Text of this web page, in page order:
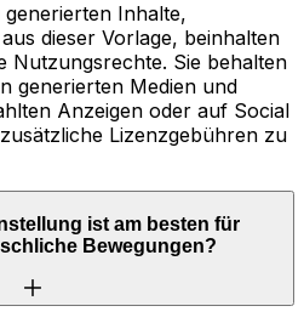
Inhalte,
dieser Vorlage, beinhalten
Nutzungsrechte. Sie behalten
generierten Medien und
Anzeigen oder auf Social
Lizenzgebühren zu
ist am besten für
Bewegungen?